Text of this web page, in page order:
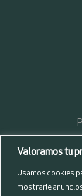
Valoramos tu
Usamos cookies
mostrarle